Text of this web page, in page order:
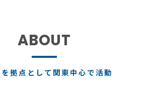
拠点として関東中心で活動
ABOUT